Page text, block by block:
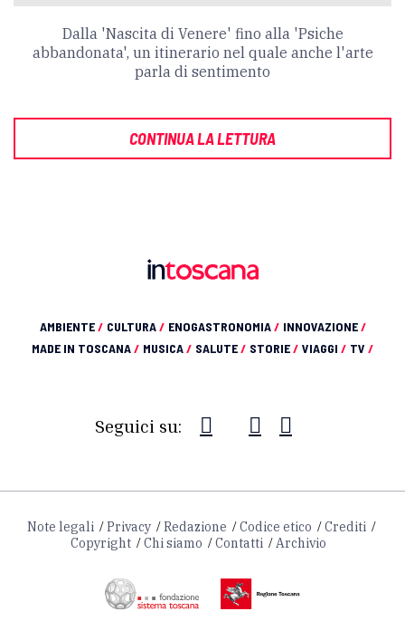
Dalla 'Nascita di Venere' fino alla 'Psiche
abbandonata', un itinerario nel quale anche l'arte
parla di sentimento
CONTINUA LA LETTURA
AMBIENTE/ CULTURA/ ENOGASTRONOMIA/ INNOVAZIONE/
MADE IN TOSCANA/ MUSICA/ SALUTE/ STORIE/ VIAGGI / TV /
Seguici su:
Note legali Privacy Redazione Codice etico
Crediti
Copyright
Chi siamo Contatti Archivio